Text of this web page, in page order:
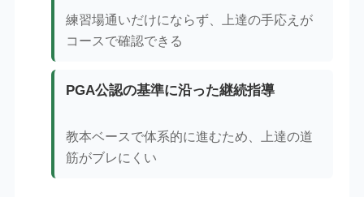
練習場通いだけにならず、上達の手応えが
コースで確認できる
PGA公認の基準に沿った継続指導
教本ベースで体系的に進むため、上達の道
筋がブレにくい